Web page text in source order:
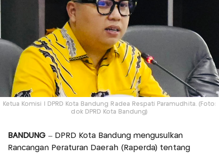
Ketua Komisi I DPRD Kota Bandung Radea Respati Paramudhita. (Foto:
dok DPRD Kota Bandung)
BANDUNG – DPRD Kota Bandung mengusulkan
Rancangan Peraturan Daerah (Raperda) tentang